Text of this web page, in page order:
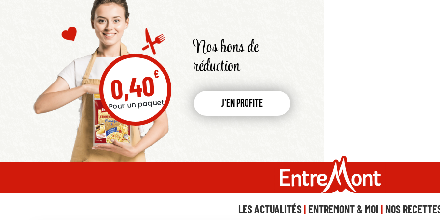
0,40€
Pour un paquet
Nos bons de
réduction
J'en profite
LES ACTUALITÉS ENTREMONT & MOI NOS